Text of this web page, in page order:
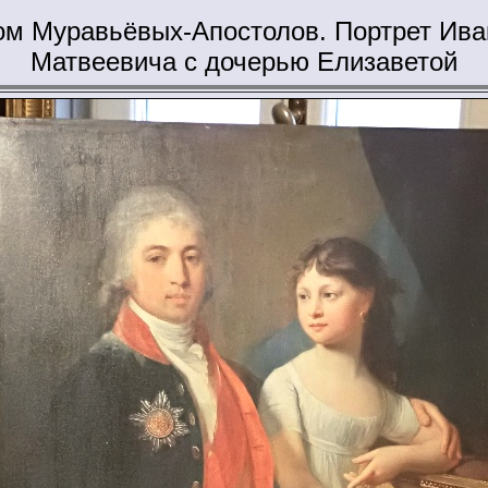
Муравьёвых-Апостолов. Портрет
Матвеевича с дочерью Елизаветой